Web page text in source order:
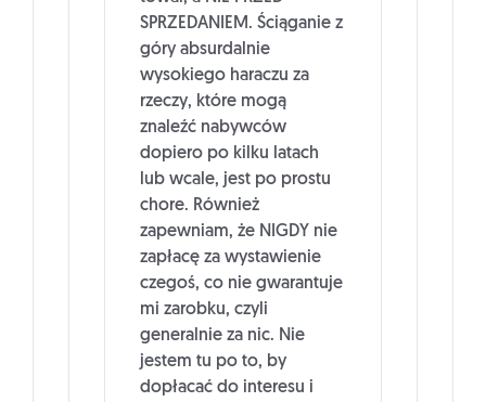
SPRZEDANIEM. Ściąganie z
góry absurdalnie
wysokiego haraczu za
rzeczy, które mogą
znaleźć nabywców
dopiero po kilku latach
lub wcale, jest po prostu
chore. Również
zapewniam, że NIGDY nie
zapłacę za wystawienie
czegoś, co nie gwarantuje
mi zarobku, czyli
generalnie za nic. Nie
jestem tu po to, by
dopłacać do interesu i